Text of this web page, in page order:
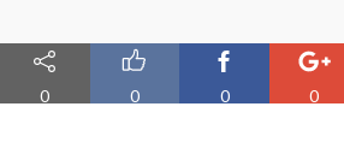
0 0 0 0